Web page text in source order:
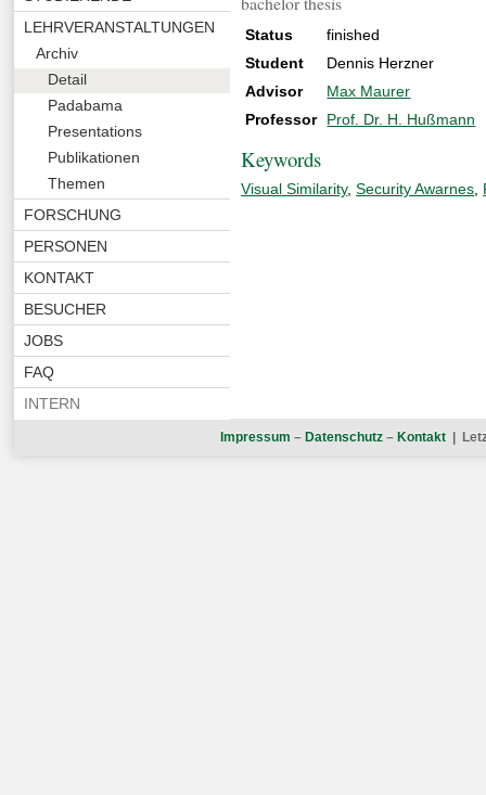
LEHRVERANSTALTUNGEN
Archiv
Detail
Padabama
Presentations
Publikationen
Themen
FORSCHUNG
PERSONEN
KONTAKT
BESUCHER
JOBS
FAQ
INTERN
Status
finished
Student
Dennis Herzner
Advisor
Max Maurer
Professor Prof. Dr. H. Hußmann
Keywords
Visual Similarity,Security Awarnes
Impressum – Datenschutz – Kontakt |